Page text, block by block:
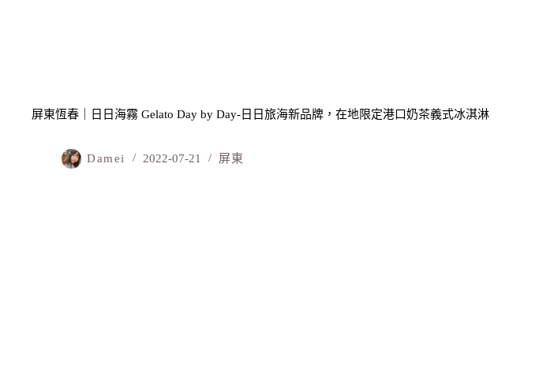
屏東恆春｜日日海霧 Gelato Day by Day-日日旅海新品牌，在地限定港口奶茶義式冰淇淋
Damei 2022-07-21 屏東